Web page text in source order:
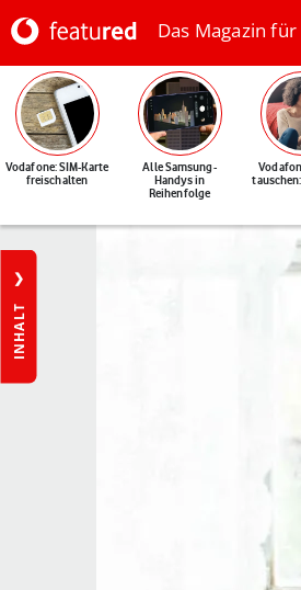
Das Magazin
Vodafone: SIM-Karte
freischalten
Alle Samsung-
Handys in
Reihenfolge
INHALT